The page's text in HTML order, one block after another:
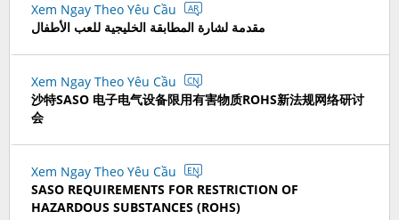
Xem Ngay Theo Yêu Cầu AR
مقدمة لشارة المطابقة الخليجية للعب الأطفال
Xem Ngay Theo Yêu Cầu CN
沙特SASO 电子电气设备限用有害物质ROHS新法规网络研讨
会
Xem Ngay Theo Yêu Cầu EN
SASO REQUIREMENTS FOR RESTRICTION OF
HAZARDOUS SUBSTANCES (ROHS)